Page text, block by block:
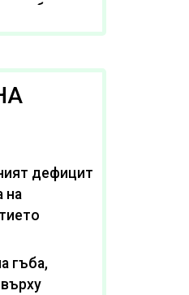
пребори
дефицит
на
гъба,